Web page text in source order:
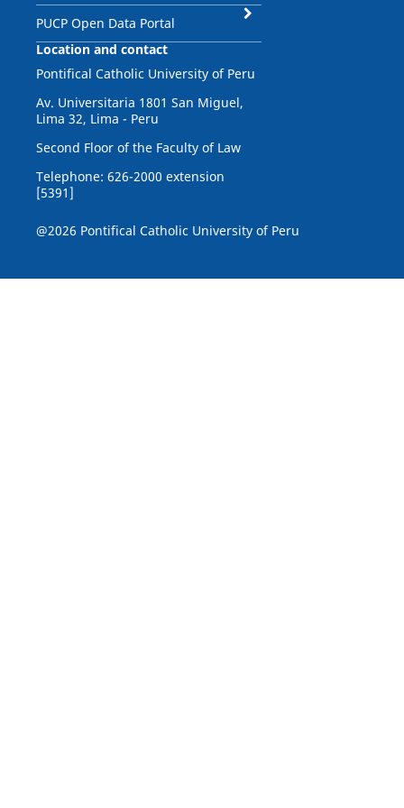
PUCP Open Data Portal
Location and contact
Pontifical Catholic University of Peru
Av. Universitaria 1801 San Miguel,
Lima 32, Lima - Peru
Second Floor of the Faculty of Law
Telephone: 626-2000 extension
[5391]
@2026 Pontifical Catholic University of Peru